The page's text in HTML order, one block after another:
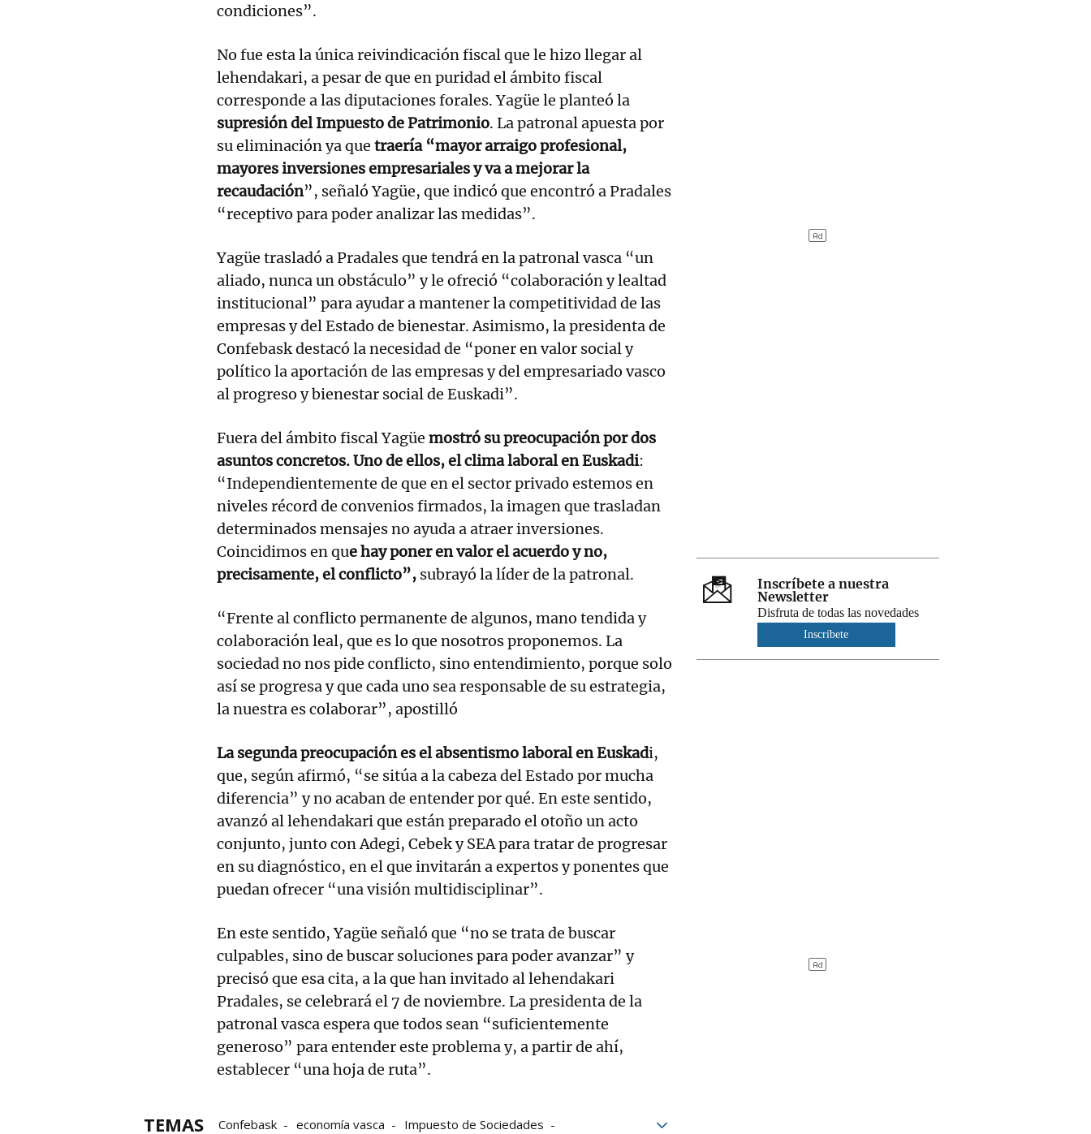
condiciones”.
No fue esta la única reivindicación fiscal que le hizo llegar al
lehendakari, a pesar de que en puridad el ámbito fiscal
corresponde a las diputaciones forales. Yagüe le planteó la
supresión del Impuesto de Patrimonio. La patronal apuesta por
su eliminación ya que traería “mayor arraigo profesional,
mayores inversiones empresariales y va a mejorar la
recaudación”, señaló Yagüe, que indicó que encontró a Pradales
“receptivo para poder analizar las medidas”.
Yagüe trasladó a Pradales que tendrá en la patronal vasca “un
aliado, nunca un obstáculo” y le ofreció “colaboración y lealtad
institucional” para ayudar a mantener la competitividad de las
empresas y del Estado de bienestar. Asimismo, la presidenta de
Confebask destacó la necesidad de “poner en valor social y
político la aportación de las empresas y del empresariado vasco
al progreso y bienestar social de Euskadi”.
Fuera del ámbito fiscal Yagüe mostró su preocupación por dos
asuntos concretos. Uno de ellos, el clima laboral en Euskadi:
“Independientemente de que en el sector privado estemos en
niveles récord de convenios firmados, la imagen que trasladan
determinados mensajes no ayuda a atraer inversiones.
Coincidimos en que hay poner en valor el acuerdo y no,
precisamente, el conflicto”, subrayó la líder de la patronal.
“Frente al conflicto permanente de algunos, mano tendida y
colaboración leal, que es lo que nosotros proponemos. La
sociedad no nos pide conflicto, sino entendimiento, porque solo
así se progresa y que cada uno sea responsable de su estrategia,
la nuestra es colaborar”, apostilló
La segunda preocupación es el absentismo laboral en Euskadi,
que, según afirmó, “se sitúa a la cabeza del Estado por mucha
diferencia” y no acaban de entender por qué. En este sentido,
avanzó al lehendakari que están preparado el otoño un acto
conjunto, junto con Adegi, Cebek y SEA para tratar de progresar
en su diagnóstico, en el que invitarán a expertos y ponentes que
puedan ofrecer “una visión multidisciplinar”.
En este sentido, Yagüe señaló que “no se trata de buscar
culpables, sino de buscar soluciones para poder avanzar” y
precisó que esa cita, a la que han invitado al lehendakari
Pradales, se celebrará el 7 de noviembre. La presidenta de la
patronal vasca espera que todos sean “suficientemente
generoso” para entender este problema y, a partir de ahí,
establecer “una hoja de ruta”.
TEMAS Confebask economía vasca Impuesto de Sociedades
Inscríbete a nuestra
Newsletter
Disfruta de todas las novedades
Inscríbete